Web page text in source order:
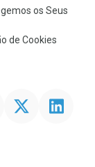
os Seus
de Cookies
Twitter Linkedin